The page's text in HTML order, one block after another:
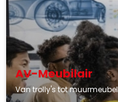
AV-Meubilair
Van trolly's tot